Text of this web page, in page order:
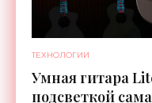
ТЕХНОЛОГИИ
Умная гитара
подсветкой